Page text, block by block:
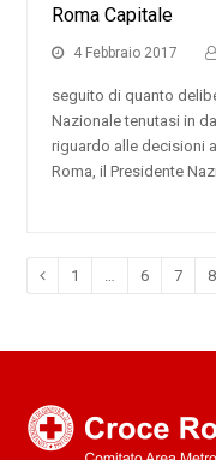
Roma Capitale
4 Febbraio 2017
seguito di quanto
Nazionale tenutasi in
riguardo alle decisioni
Roma, il Presidente
Precedente
Pagina
1 Pagina
6 Pagina
7 8